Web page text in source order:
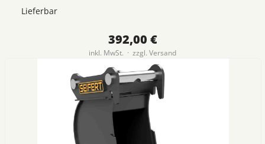
Lieferbar
392,00 €
inkl. MwSt. · zzgl. Versand